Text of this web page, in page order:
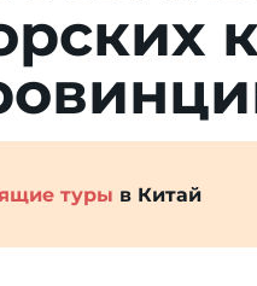
туры в Китай